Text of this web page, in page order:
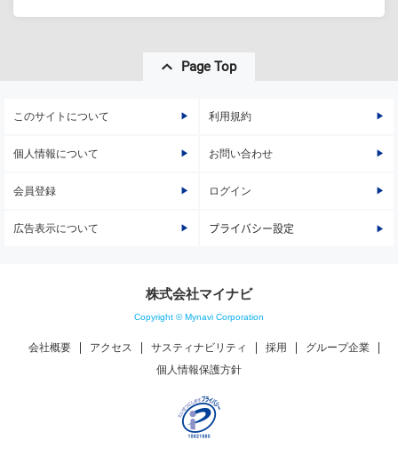
Page Top
このサイトについて 利用規約
個人情報について お問い合わせ
会員登録 ログイン
広告表示について プライバシー設定
株式会社マイナビ
Copyright © Mynavi Corporation
会社概要 アクセス サスティナビリティ 採用
グループ企業
個人情報保護方針